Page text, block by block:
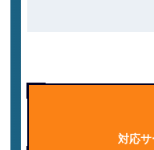
対応サ